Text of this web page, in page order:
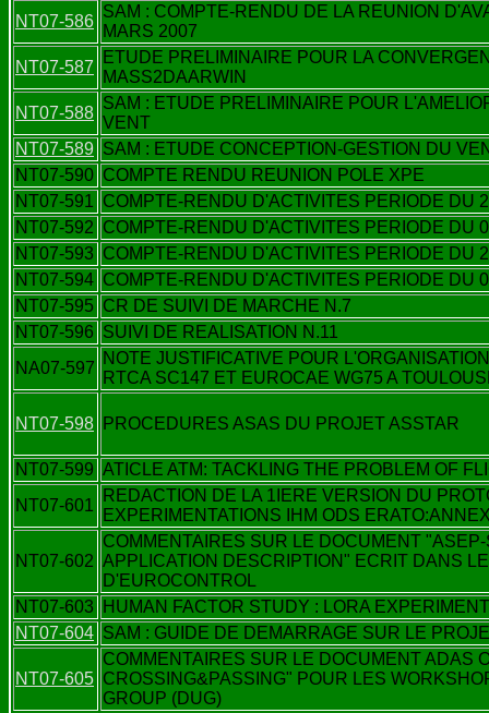
NT07-586
SAM : COMPTE-RENDU DE LA REUNION
MARS 2007
NT07-587
ETUDE PRELIMINAIRE POUR LA
MASS2DAARWIN
NT07-588
SAM : ETUDE PRELIMINAIRE POUR
VENT
NT07-589 SAM : ETUDE CONCEPTION-GESTION DU
NT07-590 COMPTE RENDU REUNION POLE XPE
NT07-591 COMPTE-RENDU D'ACTIVITES PERIODE DU
NT07-592 COMPTE-RENDU D'ACTIVITES PERIODE DU
NT07-593 COMPTE-RENDU D'ACTIVITES PERIODE DU
NT07-594 COMPTE-RENDU D'ACTIVITES PERIODE DU
NT07-595 CR DE SUIVI DE MARCHE N.7
NT07-596 SUIVI DE REALISATION N.11
NA07-597
NOTE JUSTIFICATIVE POUR
RTCA SC147 ET EUROCAE WG75 A
NT07-598 PROCEDURES ASAS DU PROJET ASSTAR
NT07-599 ATICLE ATM: TACKLING THE PROBLEM OF
NT07-601
REDACTION DE LA 1IERE VERSION DU
EXPERIMENTATIONS IHM ODS
NT07-602
COMMENTAIRES SUR LE DOCUMENT
APPLICATION DESCRIPTION" ECRIT DANS
D'EUROCONTROL
NT07-603
HUMAN FACTOR STUDY : LORA
NT07-604 SAM : GUIDE DE DEMARRAGE SUR LE
NT07-605
COMMENTAIRES SUR LE DOCUMENT ADAS
CROSSING&PASSING" POUR LES
GROUP (DUG)